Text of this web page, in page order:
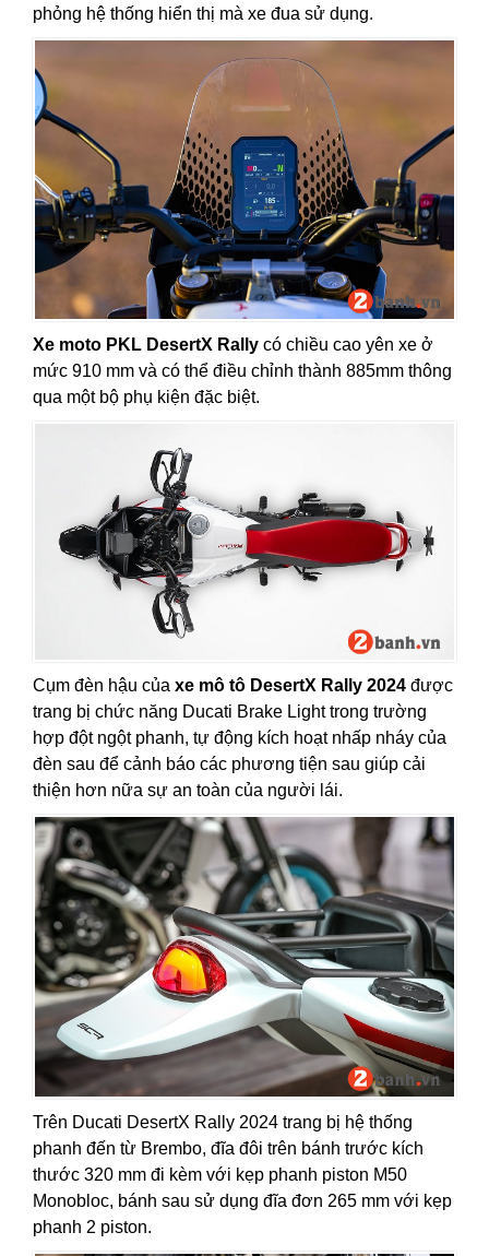
phỏng hệ thống hiển thị mà xe đua sử dụng.
Xe moto PKL DesertX Rally có chiều cao yên xe ở
mức 910 mm và có thể điều chỉnh thành 885mm thông
qua một bộ phụ kiện đặc biệt.
Cụm đèn hậu của xe mô tô DesertX Rally 2024 được
trang bị chức năng Ducati Brake Light trong trường
hợp đột ngột phanh, tự động kích hoạt nhấp nháy của
đèn sau để cảnh báo các phương tiện sau giúp cải
thiện hơn nữa sự an toàn của người lái.
Trên Ducati DesertX Rally 2024 trang bị hệ thống
phanh đến từ Brembo, đĩa đôi trên bánh trước kích
thước 320 mm đi kèm với kẹp phanh piston M50
Monobloc, bánh sau sử dụng đĩa đơn 265 mm với kẹp
phanh 2 piston.